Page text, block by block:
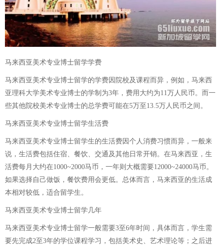
马来西亚美术专业博士留学学费
马来西亚美术专业博士留学的学费因院校及课程而异，例如，马来西
亚理科大学美术专业博士的学制为3年，费用大约为11万人民币。而一
些其他院校美术专业博士的总学费可能在5万至13.5万人民币之间。
马来西亚美术专业博士留学生活费
马来西亚美术专业博士留学生的生活费因个人消费习惯而异，一般来
说，生活费包括住宿、餐饮、交通及其他日常开销。在马来西亚，生
活费每月大约在1000~2000马币，一年则大概需要12000~24000马币。
如果选择自己做饭，餐饮费用会更低。总体而言，马来西亚的生活成
本相对较低，适合留学生。
马来西亚美术专业博士留学几年
马来西亚美术专业博士留学一般需要3至6年时间，具体而言，学生需
要先完成2至3年的学位课程学习，包括美术史、艺术理论等；之后进